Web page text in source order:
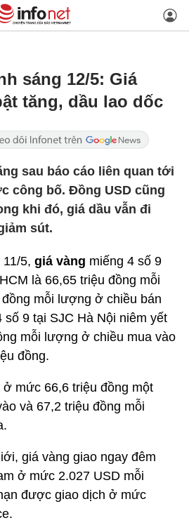
sáng 12/5: Giá
tăng, dầu lao dốc
sau báo cáo liên quan tới
công bố. Đồng USD cũng
khi đó, giá dầu vẫn đi
sút.
5, giá vàng miếng 4 số 9
là 66,65 triệu đồng mỗi
mỗi lượng ở chiều bán
số 9 tại SJC Hà Nội niêm yết
mỗi lượng ở chiều mua vào
đồng.
ở mức 66,6 triệu đồng một
và 67,2 triệu đồng mỗi
giá vàng giao ngay đêm
ở mức 2.027 USD mỗi
được giao dịch ở mức